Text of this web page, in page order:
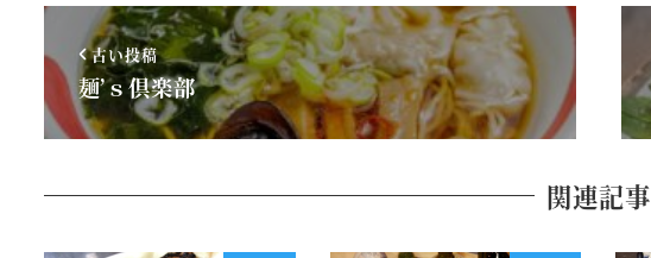
古い投稿
麺’ｓ倶楽部
関連記事